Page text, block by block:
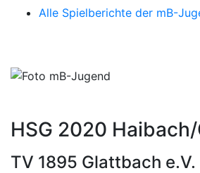
Alle Spielberichte der mB-
HSG 2020
TV 1895 Glattbach e.V.